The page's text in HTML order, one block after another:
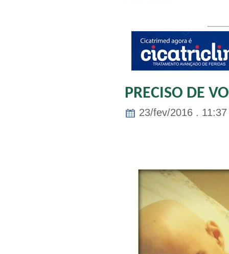
PRECISO DE
23/fev/2016 . 11:37